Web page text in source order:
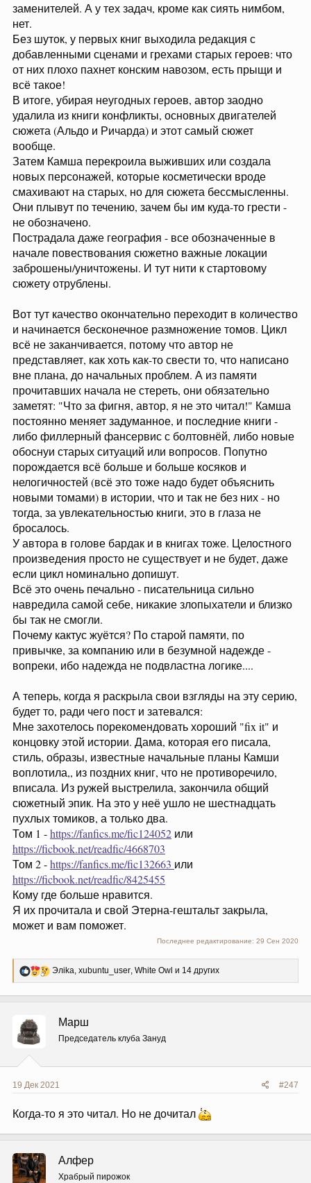
заменителей. А у тех задач, кроме как сиять нимбом,
нет.
Без шуток, у первых книг выходила редакция с
добавленными сценами и грехами старых героев: что
от них плохо пахнет конским навозом, есть прыщи и
всё такое!
В итоге, убирая неугодных героев, автор заодно
удалила из книги конфликты, основных двигателей
сюжета (Альдо и Ричарда) и этот самый сюжет
вообще.
Затем Камша перекроила выживших или создала
новых персонажей, которые косметически вроде
смахивают на старых, но для сюжета бессмысленны.
Они плывут по течению, зачем бы им куда-то грести -
не обозначено.
Пострадала даже география - все обозначенные в
начале повествования сюжетно важные локации
заброшены/уничтожены. И тут нити к стартовому
сюжету отрублены.
Вот тут качество окончательно переходит в количество
и начинается бесконечное размножение томов. Цикл
всё не заканчивается, потому что автор не
представляет, как хоть как-то свести то, что написано
вне плана, до начальных проблем. А из памяти
прочитавших начала не стереть, они обязательно
заметят: "Что за фигня, автор, я не это читал!" Камша
постоянно меняет задуманное, и последние книги -
либо филлерный фансервис с болтовнёй, либо новые
обоснуи старых ситуаций или вопросов. Попутно
порождается всё больше и больше косяков и
нелогичностей (всё это тоже надо будет объяснить
новыми томами) в истории, что и так не без них - но
тогда, за увлекательностью книги, это в глаза не
бросалось.
У автора в голове бардак и в книгах тоже. Целостного
произведения просто не существует и не будет, даже
если цикл номинально допишут.
Всё это очень печально - писательница сильно
навредила самой себе, никакие злопыхатели и близко
бы так не смогли.
Почему кактус жуётся? По старой памяти, по
привычке, за компанию или в безумной надежде -
вопреки, ибо надежда не подвластна логике....
А теперь, когда я раскрыла свои взгляды на эту серию,
будет то, ради чего пост и затевался:
Мне захотелось порекомендовать хороший "fix it" и
концовку этой истории. Дама, которая его писала,
стиль, образы, известные начальные планы Камши
воплотила,, из поздних книг, что не противоречило,
вписала. Из ружей выстрелила, закончила общий
сюжетный эпик. На это у неё ушло не шестнадцать
пухлых томиков, а только два.
Том 1 -https://fanfics.me/fic124052 или
https://ficbook.net/readfic/4668703
Том 2 -https://fanfics.me/fic132663 или
https://ficbook.net/readfic/8425455
Кому где больше нравится.
Я их прочитала и свой Этерна-гештальт закрыла,
может и вам поможет.
Последнее редактирование: 29 Сен 2020
Р
е
Элika, xubuntu_user, White Owl и 14 других
Марш
Председатель клуба Зануд
19 Дек 2021 #247
Когда-то я это читал. Но не дочитал
Алфер
Храбрый пирожок